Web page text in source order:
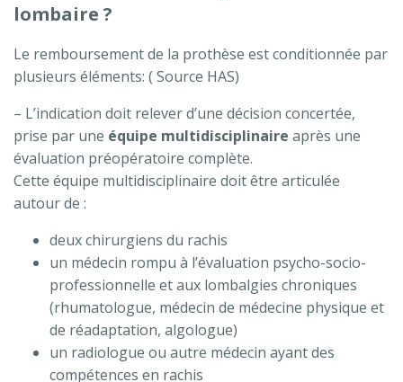
lombaire ?
Le remboursement de la prothèse est conditionnée par
plusieurs éléments: ( Source HAS)
– L’indication doit relever d’une décision concertée,
prise par une équipe multidisciplinaire après une
évaluation préopératoire complète.
Cette équipe multidisciplinaire doit être articulée
autour de :
deux chirurgiens du rachis
un médecin rompu à l’évaluation psycho-socio-
professionnelle et aux lombalgies chroniques
(rhumatologue, médecin de médecine physique et
de réadaptation, algologue)
un radiologue ou autre médecin ayant des
compétences en rachis